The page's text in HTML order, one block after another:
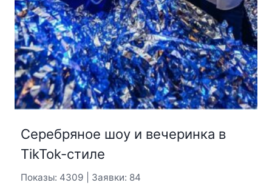
Серебряное шоу и вечеринка в
TikTok-стиле
Показы: 4309 | Заявки: 84